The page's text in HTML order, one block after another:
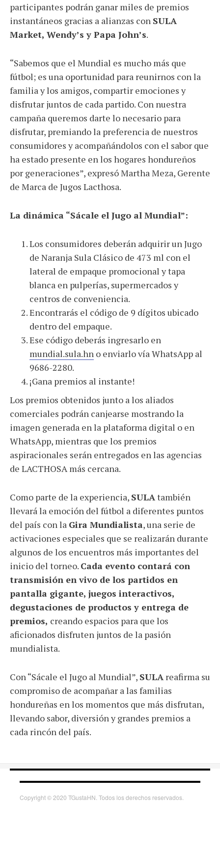
participantes podrán ganar miles de premios
instantáneos gracias a alianzas con SULA
Market, Wendy’s y Papa John’s.
“Sabemos que el Mundial es mucho más que
fútbol; es una oportunidad para reunirnos con la
familia y los amigos, compartir emociones y
disfrutar juntos de cada partido. Con nuestra
campaña queremos darte lo necesario para
disfrutar, premiando la preferencia de nuestros
consumidores y acompañándolos con el sabor que
ha estado presente en los hogares hondureños
por generaciones”, expresó Martha Meza, Gerente
de Marca de Jugos Lacthosa.
La dinámica “Sácale el Jugo al Mundial”:
Los consumidores deberán adquirir un Jugo
de Naranja Sula Clásico de 473 ml con el
lateral de empaque promocional y tapa
blanca en pulperías, supermercados y
centros de conveniencia.
Encontrarás el código de 9 dígitos ubicado
dentro del empaque.
Ese código deberás ingresarlo en
mundial.sula.hn o enviarlo vía WhatsApp al
9686-2280.
¡Gana premios al instante!
Los premios obtenidos junto a los aliados
comerciales podrán canjearse mostrando la
imagen generada en la plataforma digital o en
WhatsApp, mientras que los premios
aspiracionales serán entregados en las agencias
de LACTHOSA más cercana.
Como parte de la experiencia, SULAtambién
llevará la emoción del fútbol a diferentes puntos
del país con la Gira Mundialista, una serie de
activaciones especiales que se realizarán durante
algunos de los encuentros más importantes del
inicio del torneo. Cada evento contará con
transmisión en vivo de los partidos en
pantalla gigante, juegos interactivos,
degustaciones de productos y entrega de
premios, creando espacios para que los
aficionados disfruten juntos de la pasión
mundialista.
Con “Sácale el Jugo al Mundial”, SULA reafirma su
compromiso de acompañar a las familias
hondureñas en los momentos que más disfrutan,
llevando sabor, diversión y grandes premios a
cada rincón del país.
Copyright © 2020 TGustaHN. Todos los derechos reservados.